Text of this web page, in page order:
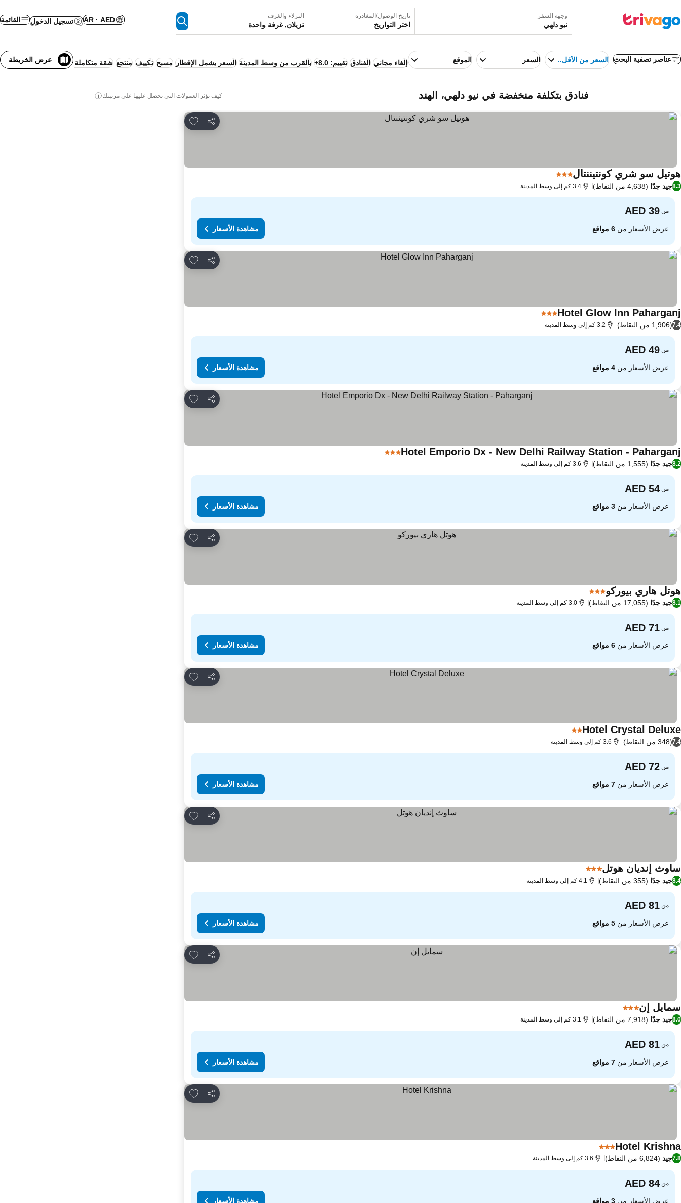
وجهة السفر تاريخ الوصول/المغادرة
اختر التواريخ
النزلاء والغرف
نزيلان, غرفة واحدة
AR · AED تسجيل الدخول القائمة
عناصر تصفية البحث السعر من الأقل إلى الأعلى
السعر الموقع إلغاء مجاني الفنادق تقييم: 8.0+ بالقرب من وسط المدينة السعر يشمل الإفطار مسبح تكييف منتجع شقة متكاملة الخدمات واي فاي نصف
عرض الخريطة
فنادق بتكلفة منخفضة في نيو دلهي، الهند كيف تؤثر العمولات التي نحصل عليها على مرتبتك
مشاركة
Add to favorites
هوتيل سو شري كونتيننتال3 عدد النجوم
8.3جيد جدًا (4,638 من النقاط) 3.4 كم إلى وسط المدينة
من
عرض الأسعار من 6 مواقع مشاهدة الأسعار
مشاركة
Add to favorites
Hotel Glow Inn Paharganj3 عدد النجوم
7.4(1,906 من النقاط) 3.2 كم إلى وسط المدينة
من
عرض الأسعار من 4 مواقع مشاهدة الأسعار
مشاركة
Add to favorites
Hotel Emporio Dx - New Delhi Railway Station - Paharganj3 عدد النجوم
8.2جيد جدًا (1,555 من النقاط) 3.6 كم إلى وسط المدينة
من
عرض الأسعار من 3 مواقع مشاهدة الأسعار
مشاركة
Add to favorites
هوتل هاري بيوركو3 عدد النجوم
8.1جيد جدًا (17,055 من النقاط) 3.0 كم إلى وسط المدينة
من
عرض الأسعار من 6 مواقع مشاهدة الأسعار
مشاركة
Add to favorites
Hotel Crystal Deluxe2 عدد النجوم
7.4(348 من النقاط) 3.6 كم إلى وسط المدينة
من
عرض الأسعار من 7 مواقع مشاهدة الأسعار
مشاركة
Add to favorites
ساوث إنديان هوتل3 عدد النجوم
8.4جيد جدًا (355 من النقاط) 4.1 كم إلى وسط المدينة
من
عرض الأسعار من 5 مواقع مشاهدة الأسعار
مشاركة
Add to favorites
سمايل إن3 عدد النجوم
8.0جيد جدًا (7,918 من النقاط) 3.1 كم إلى وسط المدينة
من
عرض الأسعار من 7 مواقع مشاهدة الأسعار
مشاركة
Add to favorites
Hotel Krishna3 عدد النجوم
7.8جيد (6,824 من النقاط) 3.6 كم إلى وسط المدينة
من
عرض الأسعار من 3 مواقع مشاهدة الأسعار